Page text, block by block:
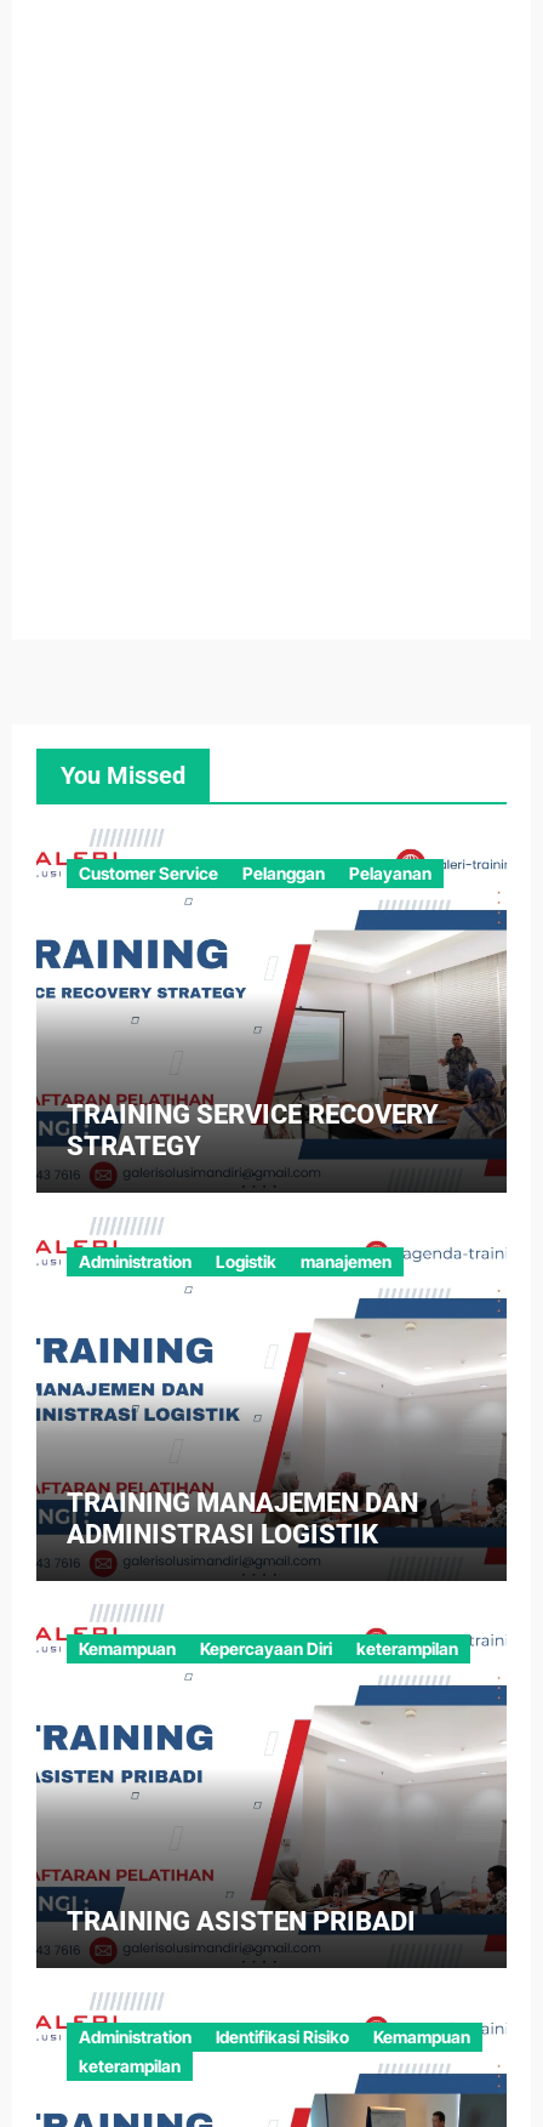
You Missed
Customer Service Pelanggan Pelayanan
TRAINING SERVICE RECOVERY
STRATEGY
Administration Logistik manajemen
TRAINING MANAJEMEN DAN
ADMINISTRASI LOGISTIK
Kemampuan Kepercayaan Diri keterampilan
TRAINING ASISTEN PRIBADI
Administration Identifikasi Risiko
Kemampuan
keterampilan